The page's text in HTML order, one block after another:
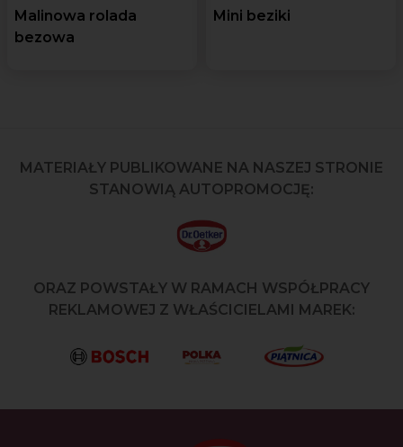
Malinowa rolada
bezowa
Mini beziki
MATERIAŁY PUBLIKOWANE NA NASZEJ STRONIE
STANOWIĄ AUTOPROMOCJĘ:
ORAZ POWSTAŁY W RAMACH WSPÓŁPRACY
REKLAMOWEJ Z WŁAŚCICIELAMI MAREK: